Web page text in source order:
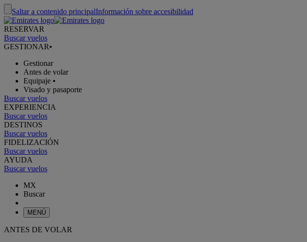
Saltar a contenido principalInformación sobre accesibilidad
RESERVAR
Buscar vuelos
GESTIONAR•
Gestionar
Antes de volar
Equipaje •
Visado y pasaporte
Buscar vuelos
EXPERIENCIA
Buscar vuelos
DESTINOS
Buscar vuelos
FIDELIZACIÓN
Buscar vuelos
AYUDA
Buscar vuelos
MX
Buscar
MENÚ
ANTES DE VOLAR